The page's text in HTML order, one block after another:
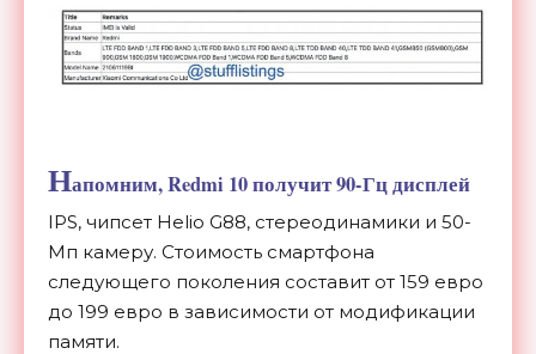
Напомним, Redmi 10 получит 90-Гц дисплей
IPS, чипсет Helio G88, стереодинамики и 50-
Мп камеру. Стоимость смартфона
следующего поколения составит от 159 евро
до 199 евро в зависимости от модификации
памяти.